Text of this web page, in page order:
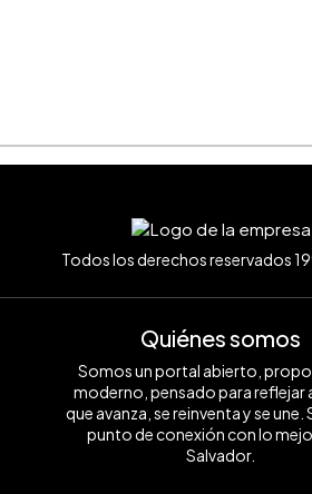
Todos los derechos reservados
Quiénes somos
Somos un portal abierto,
moderno, pensado para reflejar
que avanza, se reinventa y se une.
punto de conexión con lo
Salvador.